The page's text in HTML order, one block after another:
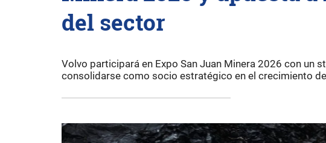
del sector
Volvo participará en Expo San Juan Minera 2026 con un
consolidarse como socio estratégico en el crecimiento